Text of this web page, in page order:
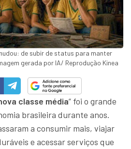
de subir de status para manter
gerada por IA/ Reprodução Kinea
classe média” foi o grande
brasileira durante anos.
a consumir mais, viajar
e acessar serviços que